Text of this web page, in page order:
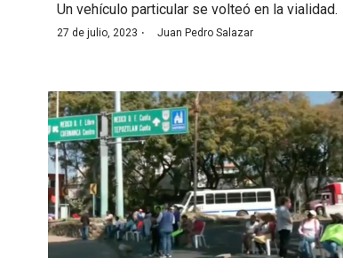
Un vehículo particular se volteó en la vialidad.
27 de julio, 2023 · Juan Pedro Salazar